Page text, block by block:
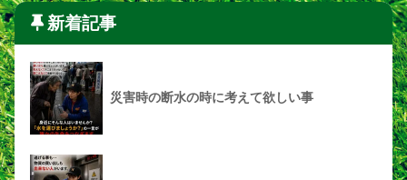
新着記事
災害時の断水の時に考えて欲しい事